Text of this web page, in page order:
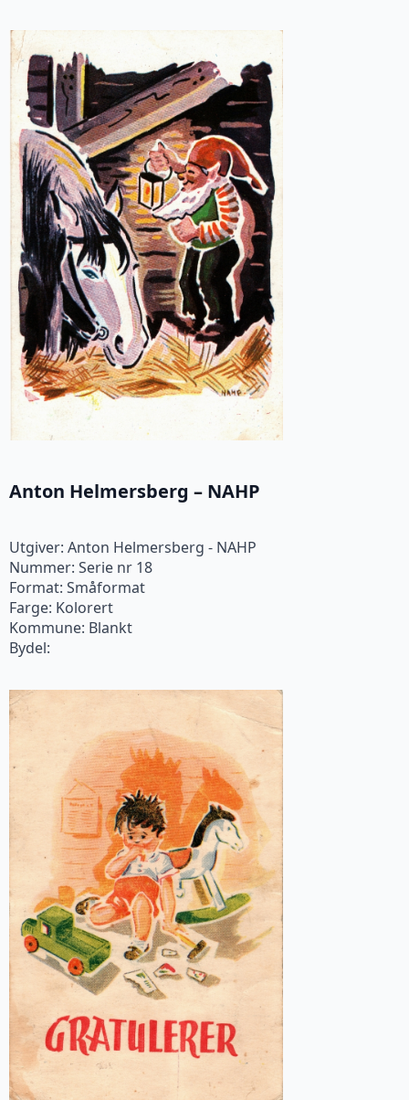
Anton Helmersberg – NAHP
Utgiver: Anton Helmersberg - NAHP
Nummer: Serie nr 18
Format: Småformat
Farge: Kolorert
Kommune: Blankt
Bydel: